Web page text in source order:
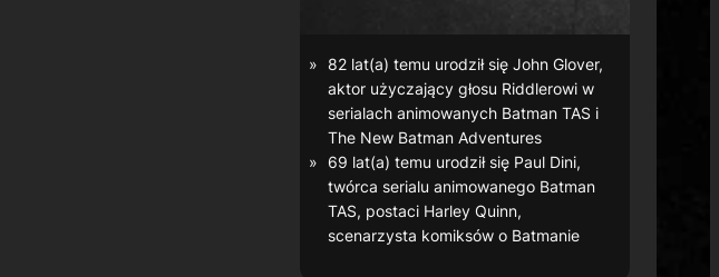
82 lat(a) temu urodził się John Glover,
aktor użyczający głosu Riddlerowi w
serialach animowanych Batman TAS i
The New Batman Adventures
69 lat(a) temu urodził się Paul Dini,
twórca serialu animowanego Batman
TAS, postaci Harley Quinn,
scenarzysta komiksów o Batmanie